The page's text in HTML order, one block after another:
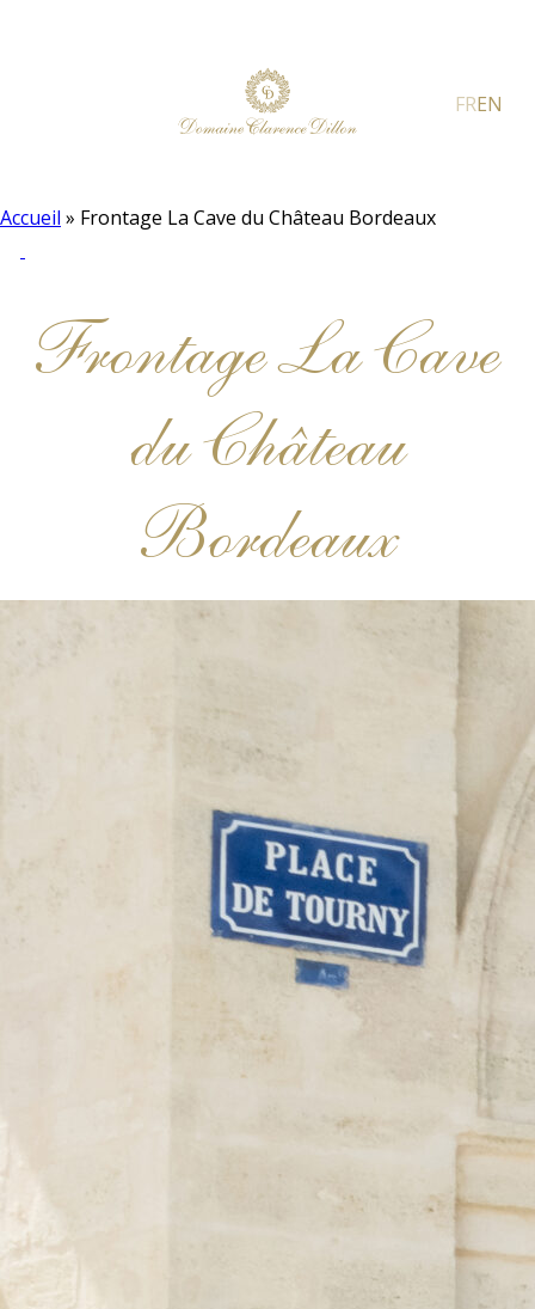
FREN
Accueil » Frontage La Cave du Château Bordeaux
Frontage La Cave
du Château
Bordeaux